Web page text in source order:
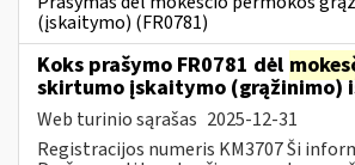
(įskaitymo) (FR0781)
Koks prašymo FR0781 dėl
skirtumo įskaitymo (grąžinimo)
Web turinio sąrašas 2025-12-31
Registracijos numeris KM3707 Ši